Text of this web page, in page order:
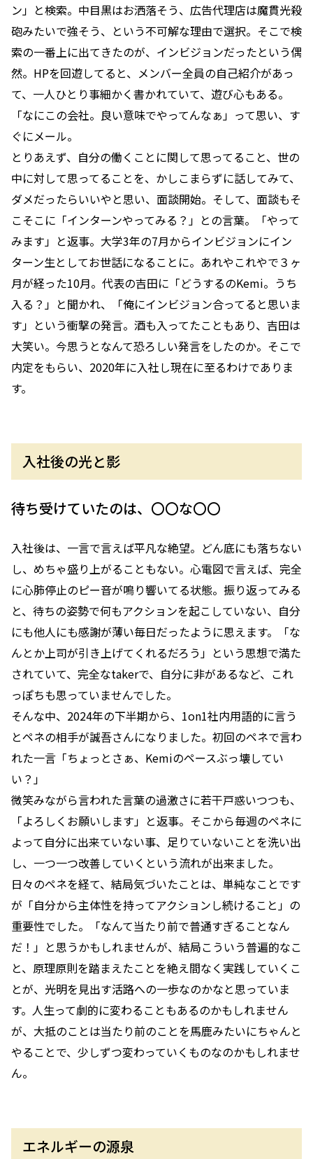
ン」と検索。中目黒はお洒落そう、広告代理店は魔貫光殺
砲みたいで強そう、という不可解な理由で選択。そこで検
索の一番上に出てきたのが、インビジョンだったという偶
然。HPを回遊してると、メンバー全員の自己紹介があっ
て、一人ひとり事細かく書かれていて、遊び心もある。
「なにこの会社。良い意味でやってんなぁ」って思い、す
ぐにメール。
とりあえず、自分の働くことに関して思ってること、世の
中に対して思ってることを、かしこまらずに話してみて、
ダメだったらいいやと思い、面談開始。そして、面談もそ
こそこに「インターンやってみる？」との言葉。「やって
みます」と返事。大学3年の7月からインビジョンにイン
ターン生としてお世話になることに。あれやこれやで３ヶ
月が経った10月。代表の吉田に「どうするのKemi。うち
入る？」と聞かれ、「俺にインビジョン合ってると思いま
す」という衝撃の発言。酒も入ってたこともあり、吉田は
大笑い。今思うとなんて恐ろしい発言をしたのか。そこで
内定をもらい、2020年に入社し現在に至るわけでありま
す。
入社後の光と影
待ち受けていたのは、〇〇な〇〇
入社後は、一言で言えば平凡な絶望。どん底にも落ちない
し、めちゃ盛り上がることもない。心電図で言えば、完全
に心肺停止のピー音が鳴り響いてる状態。振り返ってみる
と、待ちの姿勢で何もアクションを起こしていない、自分
にも他人にも感謝が薄い毎日だったように思えます。「な
んとか上司が引き上げてくれるだろう」という思想で満た
されていて、完全なtakerで、自分に非があるなど、これ
っぽちも思っていませんでした。
そんな中、2024年の下半期から、1on1社内用語的に言う
とペネの相手が誠吾さんになりました。初回のペネで言わ
れた一言「ちょっとさぁ、Kemiのペースぶっ壊してい
い？」
微笑みながら言われた言葉の過激さに若干戸惑いつつも、
「よろしくお願いします」と返事。そこから毎週のペネに
よって自分に出来ていない事、足りていないことを洗い出
し、一つ一つ改善していくという流れが出来ました。
日々のペネを経て、結局気づいたことは、単純なことです
が「自分から主体性を持ってアクションし続けること」の
重要性でした。「なんて当たり前で普通すぎることなん
だ！」と思うかもしれませんが、結局こういう普遍的なこ
と、原理原則を踏まえたことを絶え間なく実践していくこ
とが、光明を見出す活路への一歩なのかなと思っていま
す。人生って劇的に変わることもあるのかもしれません
が、大抵のことは当たり前のことを馬鹿みたいにちゃんと
やることで、少しずつ変わっていくものなのかもしれませ
ん。
エネルギーの源泉